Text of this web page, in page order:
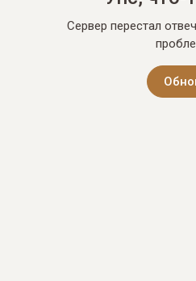
Сервер перестал